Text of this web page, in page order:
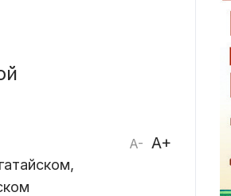
A- A+